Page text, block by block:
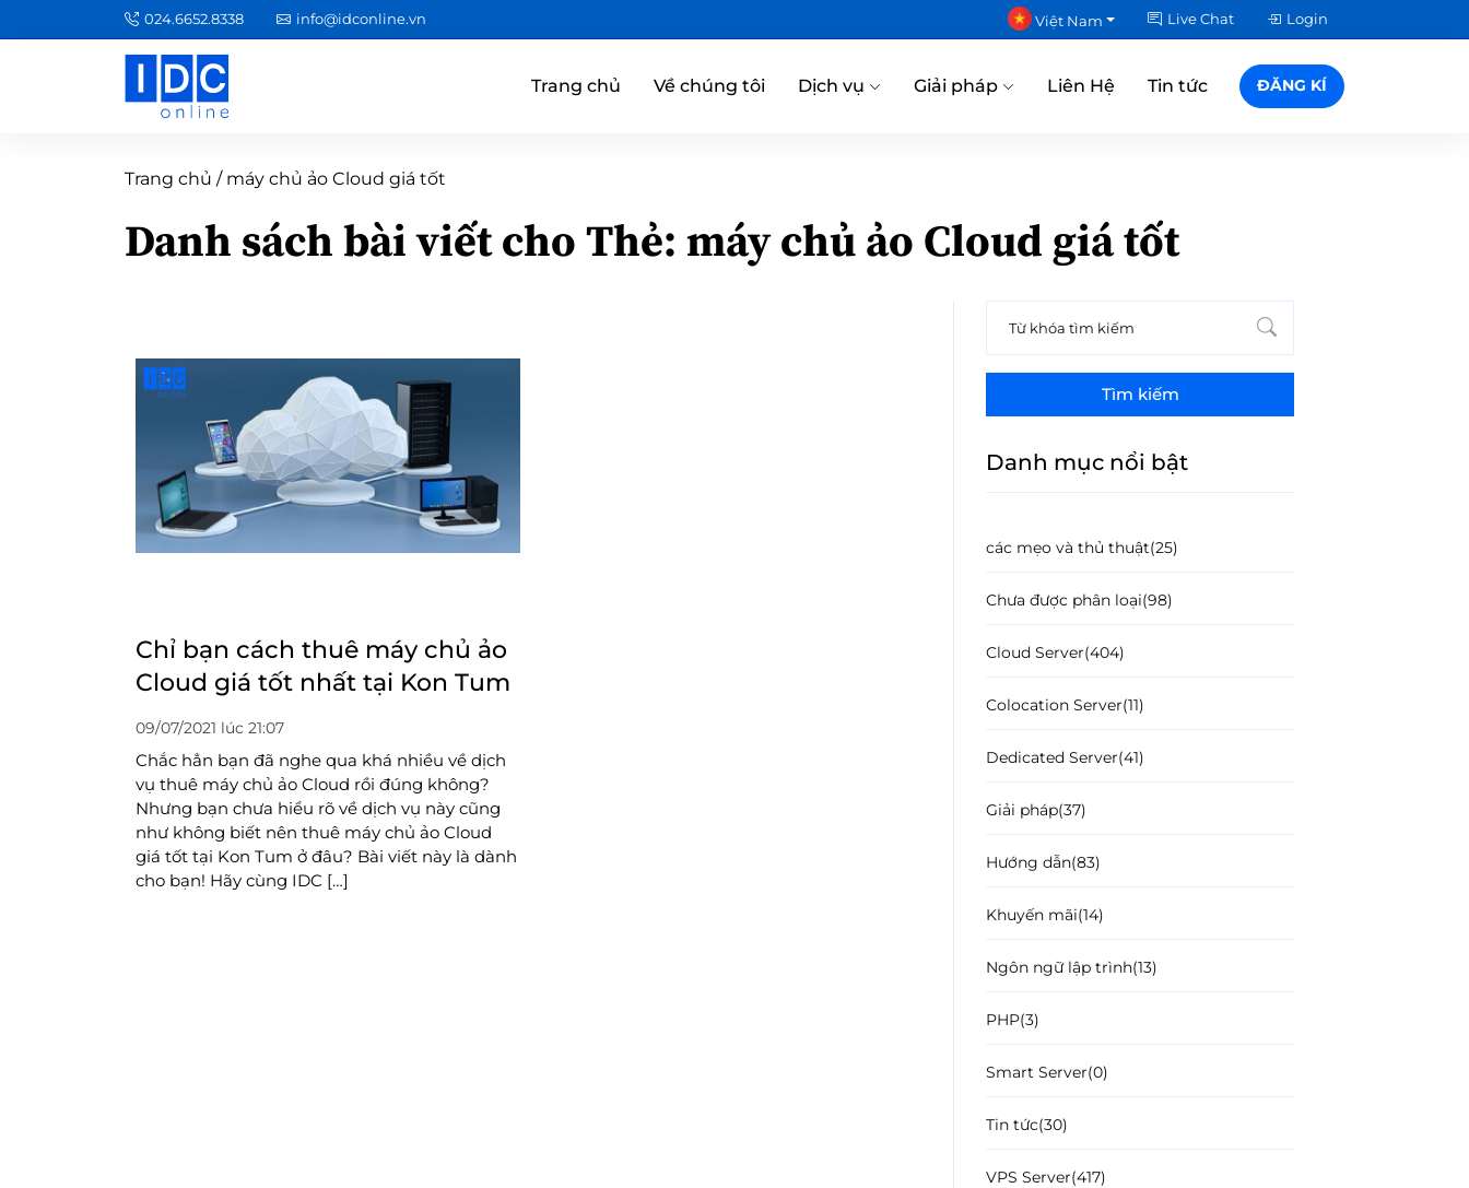
024.6652.8338 info@idconline.vn Việt Nam Live Chat Login
Trang chủ Về chúng tôi Dịch vụ Giải pháp Liên Hệ Tin tức ĐĂNG KÍ
Trang chủ / máy chủ ảo Cloud giá tốt
Danh sách bài viết cho Thẻ: máy chủ ảo Cloud giá tốt
Chỉ bạn cách thuê máy chủ ảo
Cloud giá tốt nhất tại Kon Tum
09/07/2021 lúc 21:07
Chắc hẳn bạn đã nghe qua khá nhiều về dịch
vụ thuê máy chủ ảo Cloud rồi đúng không?
Nhưng bạn chưa hiểu rõ về dịch vụ này cũng
như không biết nên thuê máy chủ ảo Cloud
giá tốt tại Kon Tum ở đâu? Bài viết này là dành
cho bạn! Hãy cùng IDC […]
Tìm kiếm
Danh mục nổi bật
các mẹo và thủ thuật(25)
Chưa được phân loại(98)
Cloud Server(404)
Colocation Server(11)
Dedicated Server(41)
Giải pháp(37)
Hướng dẫn(83)
Khuyến mãi(14)
Ngôn ngữ lập trình(13)
PHP(3)
Smart Server(0)
Tin tức(30)
VPS Server(417)